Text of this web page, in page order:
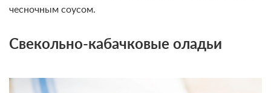
чесночным соусом.
Свекольно-кабачковые оладьи